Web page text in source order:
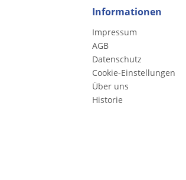
Informationen
Impressum
AGB
Datenschutz
Cookie-Einstellungen
Über uns
Historie